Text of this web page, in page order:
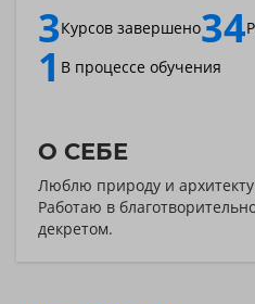
3Курсов завершено34
1 В процессе обучения
О СЕБЕ
Люблю природу и
Работаю в
декретом.